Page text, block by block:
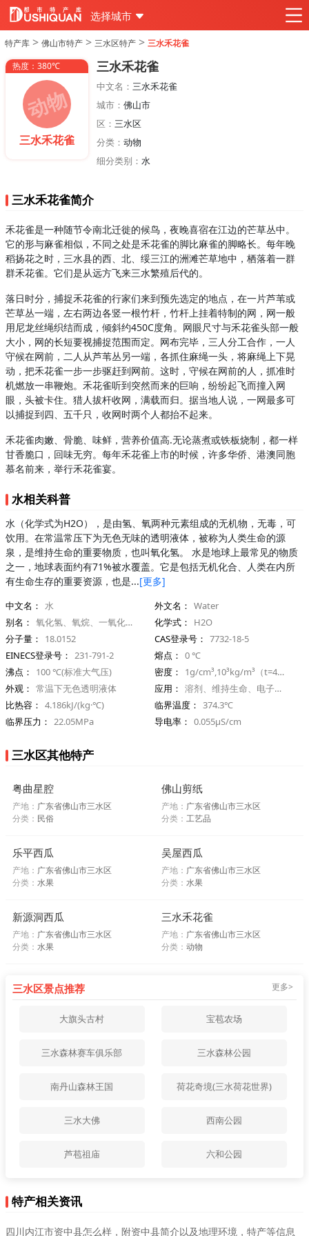
选择城市
特产库 > 佛山市特产 > 三水区特产 > 三水禾花雀
热度：380℃
三水禾花雀
三水禾花雀
中文名： 三水禾花雀
城市： 佛山市
区： 三水区
分类： 动物
细分类别： 水
三水禾花雀简介
禾花雀是一种随节令南北迁徙的候鸟，夜晚喜宿在江边的芒草丛中。
它的形与麻雀相似，不同之处是禾花雀的脚比麻雀的脚略长。每年晚
稻扬花之时，三水县的西、北、绥三江的洲滩芒草地中，栖落着一群
群禾花雀。它们是从远方飞来三水繁殖后代的。
落日时分，捕捉禾花雀的行家们来到预先选定的地点，在一片芦苇或
芒草丛一端，左右两边各竖一根竹杆，竹杆上挂着特制的网，网一般
用尼龙丝绳织结而成，倾斜约450C度角。网眼尺寸与禾花雀头部一般
大小，网的长短要视捕捉范围而定。网布完毕，三人分工合作，一人
守候在网前，二人从芦苇丛另一端，各抓住麻绳一头，将麻绳上下晃
动，把禾花雀一步一步驱赶到网前。这时，守候在网前的人，抓准时
机燃放一串鞭炮。禾花雀听到突然而来的巨响，纷纷起飞而撞入网
眼，头被卡住。猎人拔杆收网，满载而归。据当地人说，一网最多可
以捕捉到四、五千只，收网时两个人都抬不起来。
禾花雀肉嫩、骨脆、味鲜，营养价值高.无论蒸煮或铁板烧制，都一样
甘香脆口，回味无穷。每年禾花雀上市的时候，许多华侨、港澳同胞
慕名前来，举行禾花雀宴。
水相关科普
水（化学式为H2O），是由氢、氧两种元素组成的无机物，无毒，可
饮用。在常温常压下为无色无味的透明液体，被称为人类生命的源
泉，是维持生命的重要物质，也叫氧化氢。 水是地球上最常见的物质
之一，地球表面约有71%被水覆盖。它是包括无机化合、人类在内所
有生命生存的重要资源，也是...[更多]
中文名： 水 外文名： Water
别名： 氧化氢、氧烷、一氧化二氢 化学式：
H2O
分子量：
18.0152 CAS登录号： 7732-18-5
EINECS登录号： 231-791-2 熔点： 0 ℃
沸点：
100 ℃(标准大气压) 密度：
1g/cm³,10³kg/m³（t=4℃）
外观： 常温下无色透明液体 应用： 溶剂、维持生命、电子工业等
比热容： 4.186kJ/(kg·℃) 临界温度： 374.3℃
临界压力： 22.05MPa 导电率： 0.055μS/cm
三水区其他特产
粤曲星腔
产地： 广东省佛山市三水区
分类： 民俗
佛山剪纸
产地： 广东省佛山市三水区
分类： 工艺品
乐平西瓜
产地： 广东省佛山市三水区
分类： 水果
吴屋西瓜
产地： 广东省佛山市三水区
分类： 水果
新源洞西瓜
产地： 广东省佛山市三水区
分类： 水果
三水禾花雀
产地： 广东省佛山市三水区
分类： 动物
三水区景点推荐 更多>
大旗头古村 宝苞农场
三水森林赛车俱乐部 三水森林公园
南丹山森林王国 荷花奇境(三水荷花世界)
三水大佛 西南公园
芦苞祖庙 六和公园
特产相关资讯
四川内江市资中县怎么样，附资中县简介以及地理环境，特产等信息